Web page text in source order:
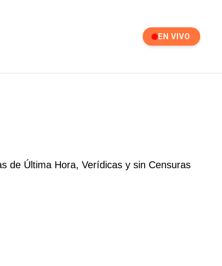
EN VIVO
de Última Hora, Verídicas y sin Censuras